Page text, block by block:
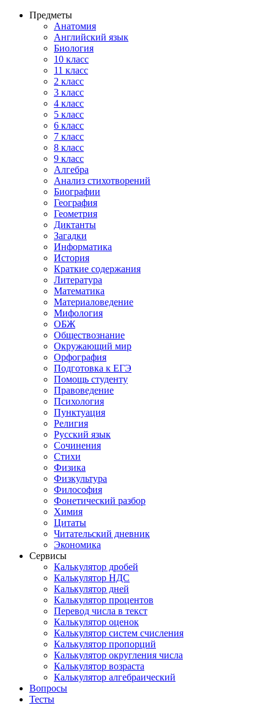
Предметы
Анатомия
Английский язык
Биология
10 класс
11 класс
2 класс
3 класс
4 класс
5 класс
6 класс
7 класс
8 класс
9 класс
Алгебра
Анализ стихотворений
Биографии
География
Геометрия
Диктанты
Загадки
Информатика
История
Краткие содержания
Литература
Математика
Материаловедение
Мифология
ОБЖ
Обществознание
Окружающий мир
Орфография
Подготовка к ЕГЭ
Помощь студенту
Правоведение
Психология
Пунктуация
Религия
Русский язык
Сочинения
Стихи
Физика
Физкультура
Философия
Фонетический разбор
Химия
Цитаты
Читательский дневник
Экономика
Сервисы
Калькулятор дробей
Калькулятор НДС
Калькулятор дней
Калькулятор процентов
Перевод числа в текст
Калькулятор оценок
Калькулятор систем счисления
Калькулятор пропорций
Калькулятор округления числа
Калькулятор возраста
Калькулятор алгебраический
Вопросы
Тесты